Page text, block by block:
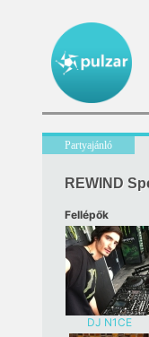
Partyajánló
REWIND
Fellépők
DJ N1CE